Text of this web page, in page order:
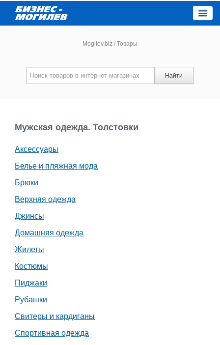
Новости компаний
Каталог
Работа
Объявления
Погода
Еще
Mogilev.biz /Товары
Найти
Мужская одежда. Толстовки
Аксессуары
Белье и пляжная мода
Брюки
Верхняя одежда
Джинсы
Домашняя одежда
Жилеты
Костюмы
Пиджаки
Рубашки
Свитеры и кардиганы
Спортивная одежда